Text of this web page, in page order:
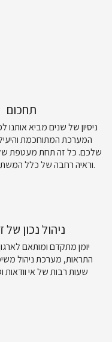
תחכום
ניסיון של שנים מביא
המערכת המתוחכמת
שלכם. כל זה תחת מעטפת
וראיה רחבה של כלל המשתמשים במערכת.
ניהול נכון של
יומן מתקדם ומותאם
התראות, מערכת ניהול
שעות רבות של אי וודאות